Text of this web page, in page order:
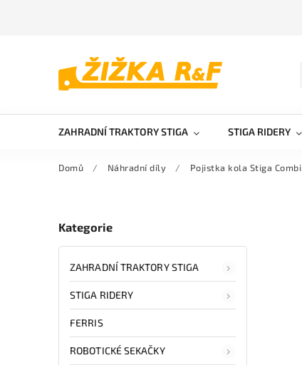
ZAHRADNÍ TRAKTORY STIGA STIGA RIDERY
Domů / Náhradní díly / Pojistka kola Stiga Combi
Kategorie
ZAHRADNÍ TRAKTORY STIGA
STIGA RIDERY
FERRIS
ROBOTICKÉ SEKAČKY